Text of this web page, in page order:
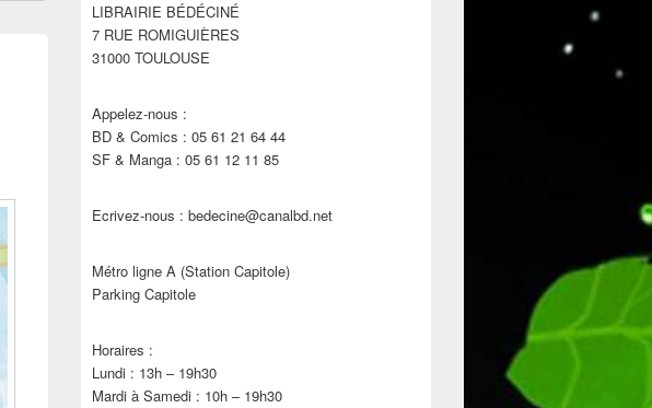
barre
latérale
LIBRAIRIE BÉDÉCINÉ
7 RUE ROMIGUIÈRES
31000 TOULOUSE
Appelez-nous :
BD & Comics : 05 61 21 64 44
SF & Manga : 05 61 12 11 85
Ecrivez-nous : bedecine@canalbd.net
Métro ligne A (Station Capitole)
Parking Capitole
Horaires :
Lundi : 13h – 19h30
Mardi à Samedi : 10h – 19h30